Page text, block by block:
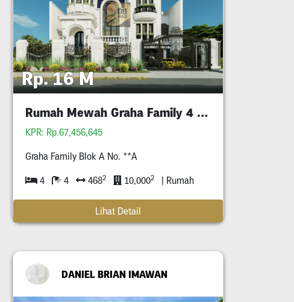
Rp. 16 M
Rumah Mewah Graha Family 4 Lantai Baru Gress!!!
KPR: Rp.67,456,645
Graha Family Blok A No. **A
4 4 4682 10,0002 | Rumah
Lihat Detail
DANIEL BRIAN IMAWAN